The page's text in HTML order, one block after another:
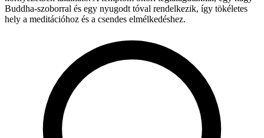
Buddha-szoborral és egy nyugodt tóval rendelkezik, így tökéletes
hely a meditációhoz és a csendes elmélkedéshez.